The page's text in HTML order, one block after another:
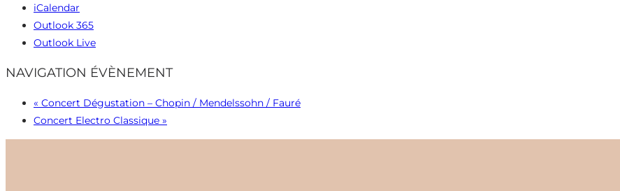
iCalendar
Outlook 365
Outlook Live
NAVIGATION ÉVÈNEMENT
« Concert Dégustation – Chopin / Mendelssohn / Fauré
Concert Electro Classique »